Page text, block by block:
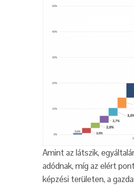
Amint az látszik,
adódnak, míg az elért
képzési területen, a